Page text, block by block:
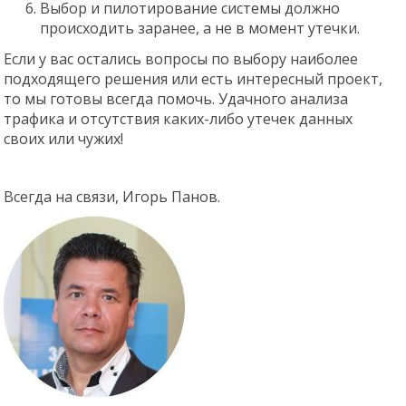
Выбор и пилотирование системы должно
происходить заранее, а не в момент утечки.
Если у вас остались вопросы по выбору наиболее
подходящего решения или есть интересный проект,
то мы готовы всегда помочь. Удачного анализа
трафика и отсутствия каких-либо утечек данных
своих или чужих!
Всегда на связи, Игорь Панов.